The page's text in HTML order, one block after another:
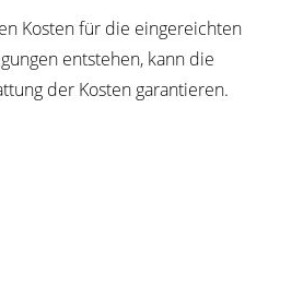
Kosten für die eingereichten
entstehen, kann die
der Kosten garantieren.